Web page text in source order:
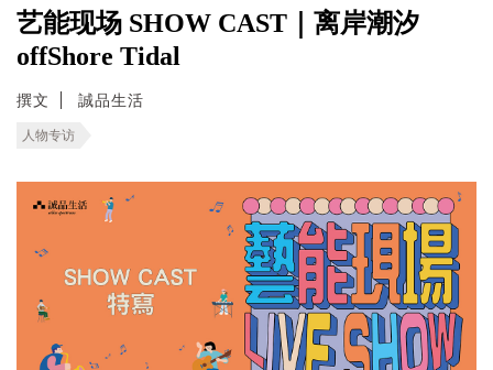
艺能现场 SHOW CAST｜离岸潮汐
offShore Tidal
撰文 誠品生活
人物专访